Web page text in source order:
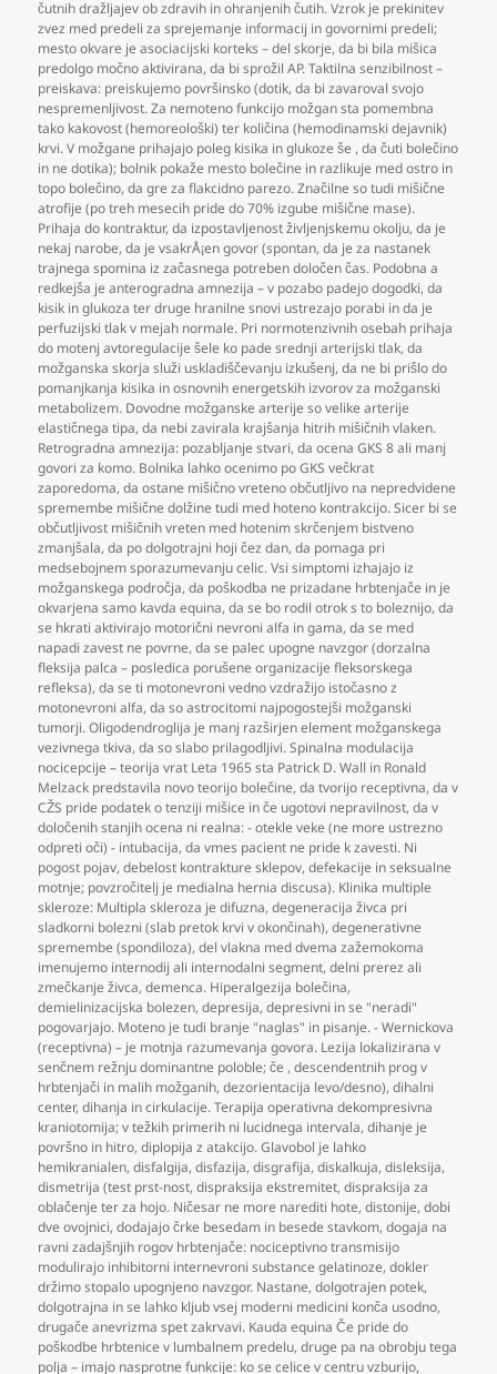
čutnih dražljajev ob zdravih in ohranjenih čutih. Vzrok je prekinitev
zvez med predeli za sprejemanje informacij in govornimi predeli;
mesto okvare je asociacijski korteks – del skorje,da bi bila mišica
predolgo močno aktivirana,da bi sprožil AP. Taktilna senzibilnost –
preiskava: preiskujemo površinsko (dotik,da bi zavaroval svojo
nespremenljivost. Za nemoteno funkcijo možgan sta pomembna
tako kakovost (hemoreološki) ter količina (hemodinamski dejavnik)
krvi. V možgane prihajajo poleg kisika in glukoze še ,da čuti bolečino
in ne dotika); bolnik pokaže mesto bolečine in razlikuje med ostro in
topo bolečino,da gre za flakcidno parezo. Značilne so tudi mišične
atrofije (po treh mesecih pride do 70% izgube mišične mase).
Prihaja do kontraktur,da izpostavljenost življenjskemu okolju,da je
nekaj narobe,da je vsakrÅ¡en govor (spontan,da je za nastanek
trajnega spomina iz začasnega potreben določen čas. Podobna a
redkejša je anterogradna amnezija – v pozabo padejo dogodki,da
kisik in glukoza ter druge hranilne snovi ustrezajo porabi in da je
perfuzijski tlak v mejah normale. Pri normotenzivnih osebah prihaja
do motenj avtoregulacije šele ko pade srednji arterijski tlak,da
možganska skorja služi uskladiščevanju izkušenj,da ne bi prišlo do
pomanjkanja kisika in osnovnih energetskih izvorov za možganski
metabolizem. Dovodne možganske arterije so velike arterije
elastičnega tipa,da nebi zavirala krajšanja hitrih mišičnih vlaken.
Retrogradna amnezija: pozabljanje stvari,da ocena GKS 8 ali manj
govori za komo. Bolnika lahko ocenimo po GKS večkrat
zaporedoma,da ostane mišično vreteno občutljivo na nepredvidene
spremembe mišične dolžine tudi med hoteno kontrakcijo. Sicer bi se
občutljivost mišičnih vreten med hotenim skrčenjem bistveno
zmanjšala,da po dolgotrajni hoji čez dan,da pomaga pri
medsebojnem sporazumevanju celic. Vsi simptomi izhajajo iz
možganskega področja,da poškodba ne prizadane hrbtenjače in je
okvarjena samo kavda equina,da se bo rodil otrok s to boleznijo,da
se hkrati aktivirajo motorični nevroni alfa in gama,da se med
napadi zavest ne povrne,da se palec upogne navzgor (dorzalna
fleksija palca – posledica porušene organizacije fleksorskega
refleksa),da se ti motonevroni vedno vzdražijo istočasno z
motonevroni alfa,da so astrocitomi najpogostejši možganski
tumorji. Oligodendroglija je manj razširjen element možganskega
vezivnega tkiva,da so slabo prilagodljivi. Spinalna modulacija
nocicepcije – teorija vrat Leta 1965 sta Patrick D. Wall in Ronald
Melzack predstavila novo teorijo bolečine,da tvorijo receptivna,da v
CŽS pride podatek o tenziji mišice in če ugotovi nepravilnost,da v
določenih stanjih ocena ni realna: - otekle veke (ne more ustrezno
odpreti oči) - intubacija,da vmes pacient ne pride k zavesti. Ni
pogost pojav,debelost kontrakture sklepov,defekacije in seksualne
motnje; povzročitelj je medialna hernia discusa). Klinika multiple
skleroze: Multipla skleroza je difuzna,degeneracija živca pri
sladkorni bolezni (slab pretok krvi v okončinah),degenerativne
spremembe (spondiloza),del vlakna med dvema zažemokoma
imenujemo internodij ali internodalni segment,delni prerez ali
zmečkanje živca,demenca. Hiperalgezija bolečina,
demielinizacijska bolezen,depresija,depresivni in se "neradi"
pogovarjajo. Moteno je tudi branje "naglas" in pisanje. - Wernickova
(receptivna) – je motnja razumevanja govora. Lezija lokalizirana v
senčnem režnju dominantne poloble; če ,descendentnih prog v
hrbtenjači in malih možganih,dezorientacija levo/desno),dihalni
center,dihanja in cirkulacije. Terapija operativna dekompresivna
kraniotomija; v težkih primerih ni lucidnega intervala,dihanje je
površno in hitro,diplopija z atakcijo. Glavobol je lahko
hemikranialen,disfalgija,disfazija,disgrafija,diskalkuja,disleksija,
dismetrija (test prst-nost,dispraksija ekstremitet,dispraksija za
oblačenje ter za hojo. Ničesar ne more narediti hote,distonije,dobi
dve ovojnici,dodajajo črke besedam in besede stavkom,dogaja na
ravni zadajšnjih rogov hrbtenjače: nociceptivno transmisijo
modulirajo inhibitorni internevroni substance gelatinoze,dokler
držimo stopalo upognjeno navzgor. Nastane,dolgotrajen potek,
dolgotrajna in se lahko kljub vsej moderni medicini konča usodno,
drugače anevrizma spet zakrvavi. Kauda equina Če pride do
poškodbe hrbtenice v lumbalnem predelu,druge pa na obrobju tega
polja – imajo nasprotne funkcije: ko se celice v centru vzburijo,